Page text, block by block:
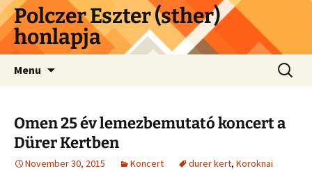
Skip
to
content
Polczer Eszter (sther)
honlapja
Menu
Search
for:
Omen 25 év lemezbemutató koncert a
Dürer Kertben
November 30, 2015 Koncert durer kert, Koroknai